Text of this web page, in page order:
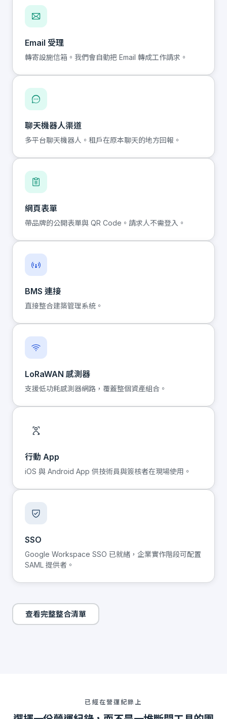
Email 受理
轉寄設施信箱。我們會自動把 Email 轉成工作請求。
聊天機器人渠道
多平台聊天機器人。租戶在原本聊天的地方回報。
網頁表單
帶品牌的公開表單與 QR Code。請求人不需登入。
BMS 連接
直接整合建築管理系統。
LoRaWAN 感測器
支援低功耗感測器網路，覆蓋整個資產組合。
行動 App
iOS 與 Android App 供技術員與簽核者在現場使用。
SSO
Google Workspace SSO 已就緒，企業實作階段可配置
SAML 提供者。
查看完整整合清單
已經在營運紀錄上